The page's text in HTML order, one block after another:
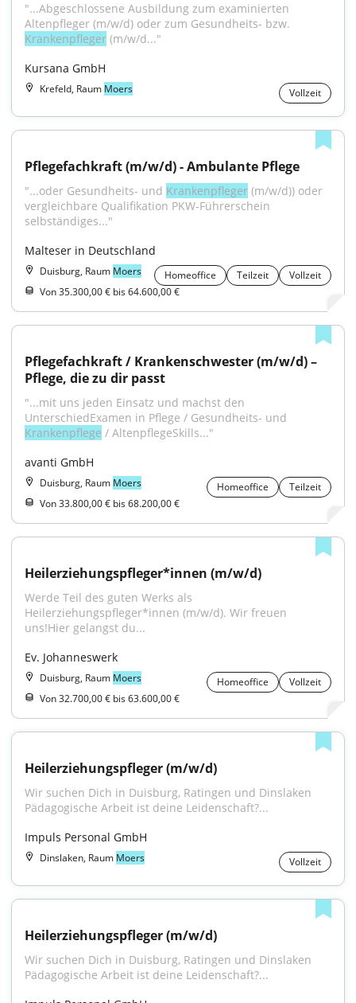
"...Abgeschlossene Ausbildung zum examinierten
Krankenpfleger (m/w/d..."
Kursana GmbH
Krefeld, Raum Moers Vollzeit
Pflegefachkraft (m/w/d) - Ambulante Pflege
"...oder Gesundheits- und Krankenpfleger (m/w/d)) oder
vergleichbare Qualifikation PKW-Führerschein
selbständiges..."
Malteser in Deutschland
Duisburg, Raum Moers Homeoffice Teilzeit
Vollzeit
Von 35.300,00 € bis 64.600,00 €
Pflegefachkraft / Krankenschwester (m/w/d) –
Pflege, die zu dir passt
"...mit uns jeden Einsatz und machst den
Krankenpflege / AltenpflegeSkills..."
avanti GmbH
Duisburg, Raum Moers Homeoffice
Teilzeit
Von 33.800,00 € bis 68.200,00 €
Heilerziehungspfleger*innen (m/w/d)
Werde Teil des guten Werks als
Heilerziehungspfleger*innen (m/w/d). Wir freuen
uns!Hier gelangst du...
Ev. Johanneswerk
Duisburg, Raum Moers Homeoffice
Vollzeit
Von 32.700,00 € bis 63.600,00 €
Heilerziehungspfleger (m/w/d)
Wir suchen Dich in Duisburg, Ratingen und Dinslaken
Pädagogische Arbeit ist deine Leidenschaft?...
Impuls Personal GmbH
Dinslaken, Raum Moers Vollzeit
Heilerziehungspfleger (m/w/d)
Wir suchen Dich in Duisburg, Ratingen und Dinslaken
Pädagogische Arbeit ist deine Leidenschaft?...